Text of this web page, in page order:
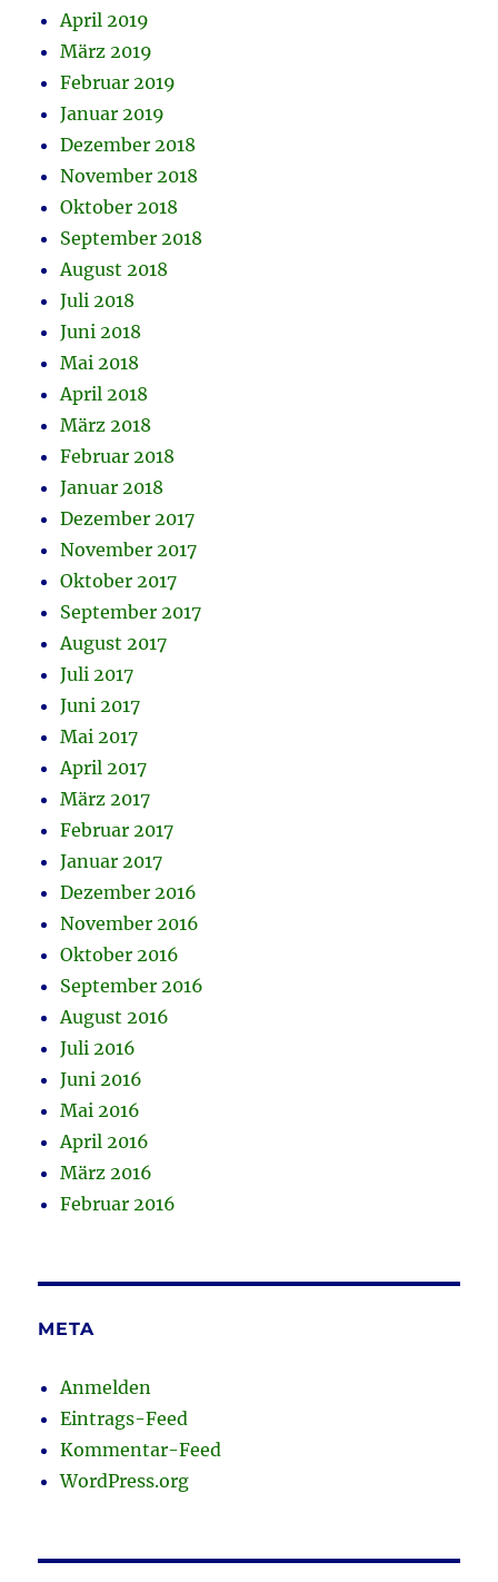
April 2019
März 2019
Februar 2019
Januar 2019
Dezember 2018
November 2018
Oktober 2018
September 2018
August 2018
Juli 2018
Juni 2018
Mai 2018
April 2018
März 2018
Februar 2018
Januar 2018
Dezember 2017
November 2017
Oktober 2017
September 2017
August 2017
Juli 2017
Juni 2017
Mai 2017
April 2017
März 2017
Februar 2017
Januar 2017
Dezember 2016
November 2016
Oktober 2016
September 2016
August 2016
Juli 2016
Juni 2016
Mai 2016
April 2016
März 2016
Februar 2016
META
Anmelden
Eintrags-Feed
Kommentar-Feed
WordPress.org